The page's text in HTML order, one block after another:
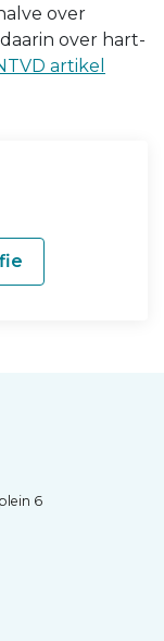
over
over hart-
artikel
6